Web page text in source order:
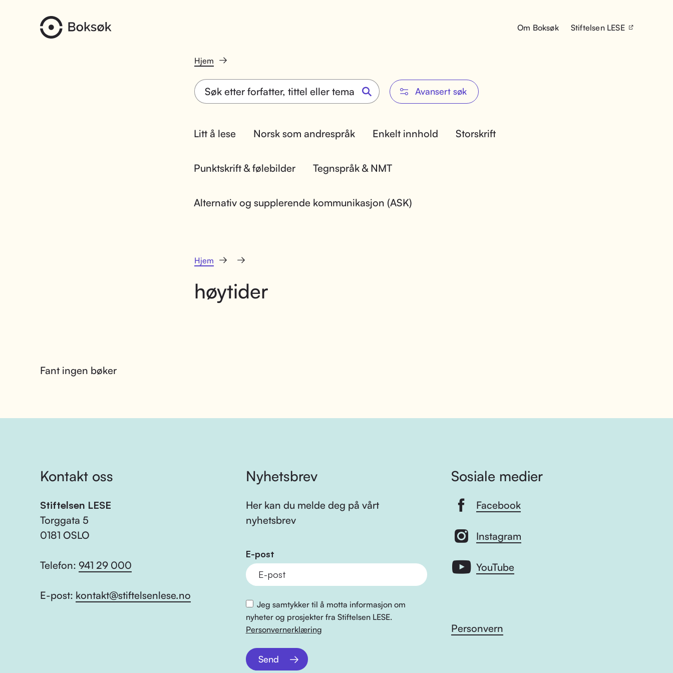
Om Boksøk Stiftelsen LESE
Hjem
Avansert søk
Litt å lese Norsk som andrespråk Enkelt innhold Storskrift
Punktskrift & følebilder Tegnspråk & NMT
Alternativ og supplerende kommunikasjon (ASK)
Hjem
høytider
Fant ingen bøker
Kontakt oss
Stiftelsen LESE
Torggata 5
0181 OSLO
Telefon: 941 29 000
E-post: kontakt@stiftelsenlese.no
Nyhetsbrev
Her kan du melde deg på vårt
nyhetsbrev
E-post
Jeg samtykker til å motta informasjon om
nyheter og prosjekter fra Stiftelsen LESE.
Personvernerklæring
Send
Sosiale medier
Facebook
Instagram
YouTube
Personvern